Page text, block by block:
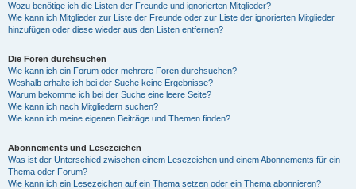
Wozu benötige ich die Listen der Freunde und ignorierten Mitglieder?
Wie kann ich Mitglieder zur Liste der Freunde oder zur Liste der ignorierten Mitglieder
hinzufügen oder diese wieder aus den Listen entfernen?
Die Foren durchsuchen
Wie kann ich ein Forum oder mehrere Foren durchsuchen?
Weshalb erhalte ich bei der Suche keine Ergebnisse?
Warum bekomme ich bei der Suche eine leere Seite?
Wie kann ich nach Mitgliedern suchen?
Wie kann ich meine eigenen Beiträge und Themen finden?
Abonnements und Lesezeichen
Was ist der Unterschied zwischen einem Lesezeichen und einem Abonnements für ein
Thema oder Forum?
Wie kann ich ein Lesezeichen auf ein Thema setzen oder ein Thema abonnieren?